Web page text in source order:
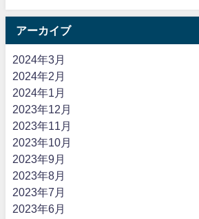
アーカイブ
2024年3月
2024年2月
2024年1月
2023年12月
2023年11月
2023年10月
2023年9月
2023年8月
2023年7月
2023年6月